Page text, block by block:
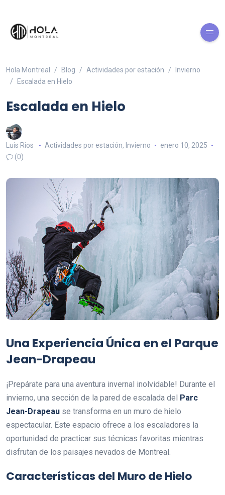
Hola Montreal Blog Actividades por estación
Invierno
Escalada en Hielo
Escalada en Hielo
Luis Rios Actividades por estación, Invierno
enero 10, 2025
(0)
Una Experiencia Única en el Parque
Jean-Drapeau
¡Prepárate para una aventura invernal inolvidable! Durante el
invierno, una sección de la pared de escalada del Parc
Jean-Drapeau se transforma en un muro de hielo
espectacular. Este espacio ofrece a los escaladores la
oportunidad de practicar sus técnicas favoritas mientras
disfrutan de los paisajes nevados de Montreal.
Características del Muro de Hielo